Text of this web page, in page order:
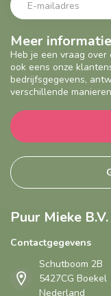
Meer informatie
Heb je een vraag
ook eens onze
bedrijfsgegevens,
verschillende
Puur Mieke B.V.
Contactgegevens
Schutboom 2B
5427CG Boekel
Nederland